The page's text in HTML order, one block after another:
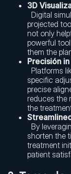
3D
Digital
projected
not only
powerful
them the
Precisión
Platforms
specific
precise
reduces the
the
By
shorten the
treatment
patient